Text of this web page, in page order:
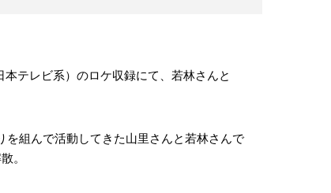
テレビ系）のロケ収録にて、若林さんと
を組んで活動してきた山里さんと若林さんで
。